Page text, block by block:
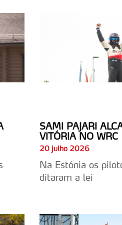
SAMI PAJARI
VITÓRIA NO WRC
20 julho 2026
Na Estónia os
ditaram a lei